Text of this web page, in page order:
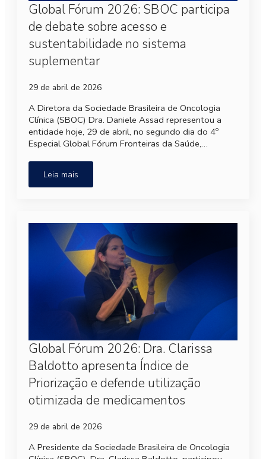
Global Fórum 2026: SBOC participa
de debate sobre acesso e
sustentabilidade no sistema
suplementar
29 de abril de 2026
A Diretora da Sociedade Brasileira de Oncologia
Clínica (SBOC) Dra. Daniele Assad representou a
entidade hoje, 29 de abril, no segundo dia do 4º
Especial Global Fórum Fronteiras da Saúde,…
Leia mais
Global Fórum 2026: Dra. Clarissa
Baldotto apresenta Índice de
Priorização e defende utilização
otimizada de medicamentos
29 de abril de 2026
A Presidente da Sociedade Brasileira de Oncologia